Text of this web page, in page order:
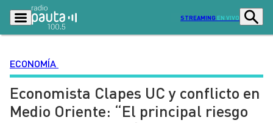
STREAMING EN VIVO
Podcasts Programas
Lo Último Actualidad
ECONOMÍA
Economista Clapes UC y conflicto en
Medio Oriente: “El principal riesgo